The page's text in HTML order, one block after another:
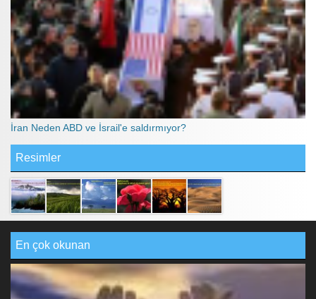
İran Neden ABD ve İsrail'e saldırmıyor?
Resimler
En çok okunan